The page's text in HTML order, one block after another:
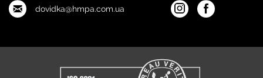
dovidka@hmpa.com.ua